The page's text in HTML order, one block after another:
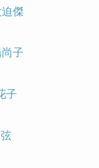
迫傑
子
子